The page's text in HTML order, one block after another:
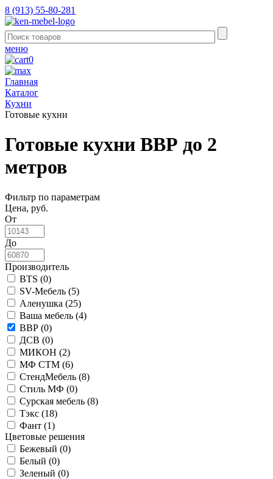
8 (913) 55-80-281
меню
0
Главная
Каталог
Кухни
Готовые кухни
Готовые кухни ВВР до 2
метров
Фильтр по параметрам
Цена, руб.
От
До
Производитель
BTS (0)
SV-Мебель (5)
Аленушка (25)
Ваша мебель (4)
ВВР (0)
ДСВ (0)
МИКОН (2)
МФ СТМ (6)
СтендМебель (8)
Стиль МФ (0)
Сурская мебель (8)
Тэкс (18)
Фант (1)
Цветовые решения
Бежевый (0)
Белый (0)
Зеленый (0)